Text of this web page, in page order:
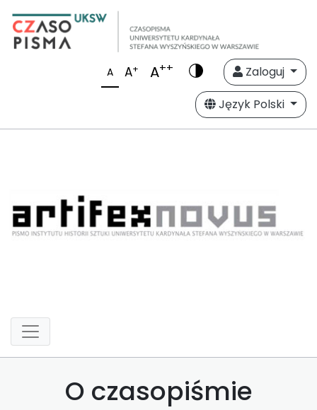
A A+ A++
Zaloguj
Język Polski
O czasopiśmie